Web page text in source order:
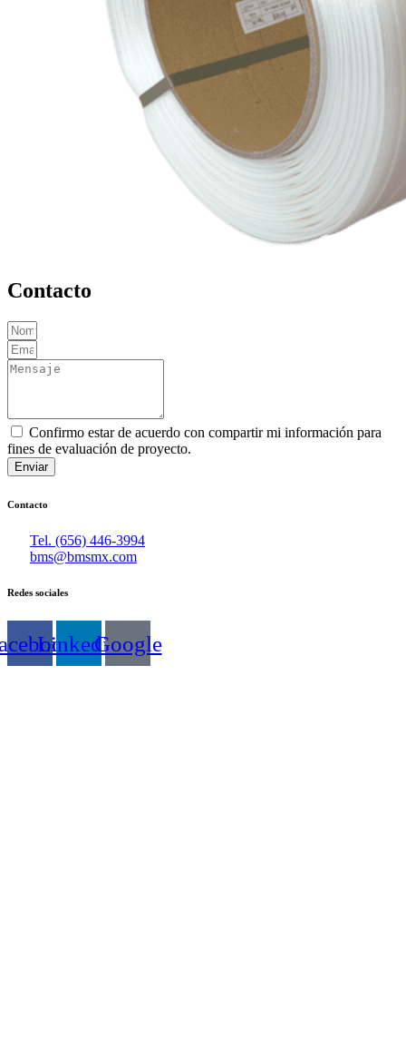
Contacto
Confirmo estar de acuerdo con compartir mi información para
fines de evaluación de proyecto.
Enviar
Contacto
Tel. (656) 446-3994
bms@bmsmx.com
Redes sociales
LinkedinGoogle